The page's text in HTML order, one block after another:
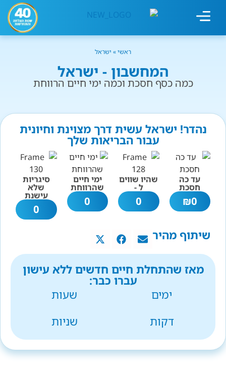
ראשי» ישראל
המחשבון - ישראל
כמה כסף חסכת וכמה ימי חיים הרווחת
נהדר! ישראל עשית דרך מצוינת וחיונית
עבור הבריאות שלך
עד כה
חסכת
0
₪
שהיו שווים
ל -
0
ימי חיים
שהרווחת
0
סיגריות
שלא
עישנת
0
שיתוף מהיר
מאז שהתחלת חיים חדשים ללא עישון
עברו כבר:
ימים
שעות
דקות
שניות